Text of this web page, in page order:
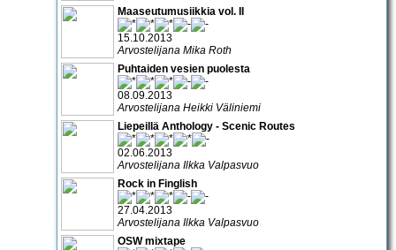
Maaseutumusiikkia vol. II
15.10.2013
Arvostelijana Mika Roth
Puhtaiden vesien puolesta
08.09.2013
Arvostelijana Heikki Väliniemi
Liepeillä Anthology - Scenic Routes
02.06.2013
Arvostelijana Ilkka Valpasvuo
Rock in Finglish
27.04.2013
Arvostelijana Ilkka Valpasvuo
OSW mixtape